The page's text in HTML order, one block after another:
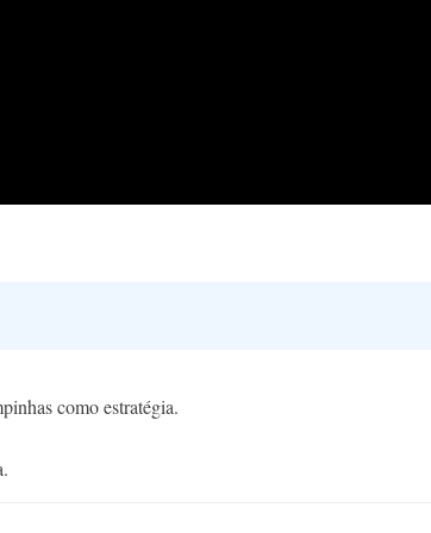
como estratégia.